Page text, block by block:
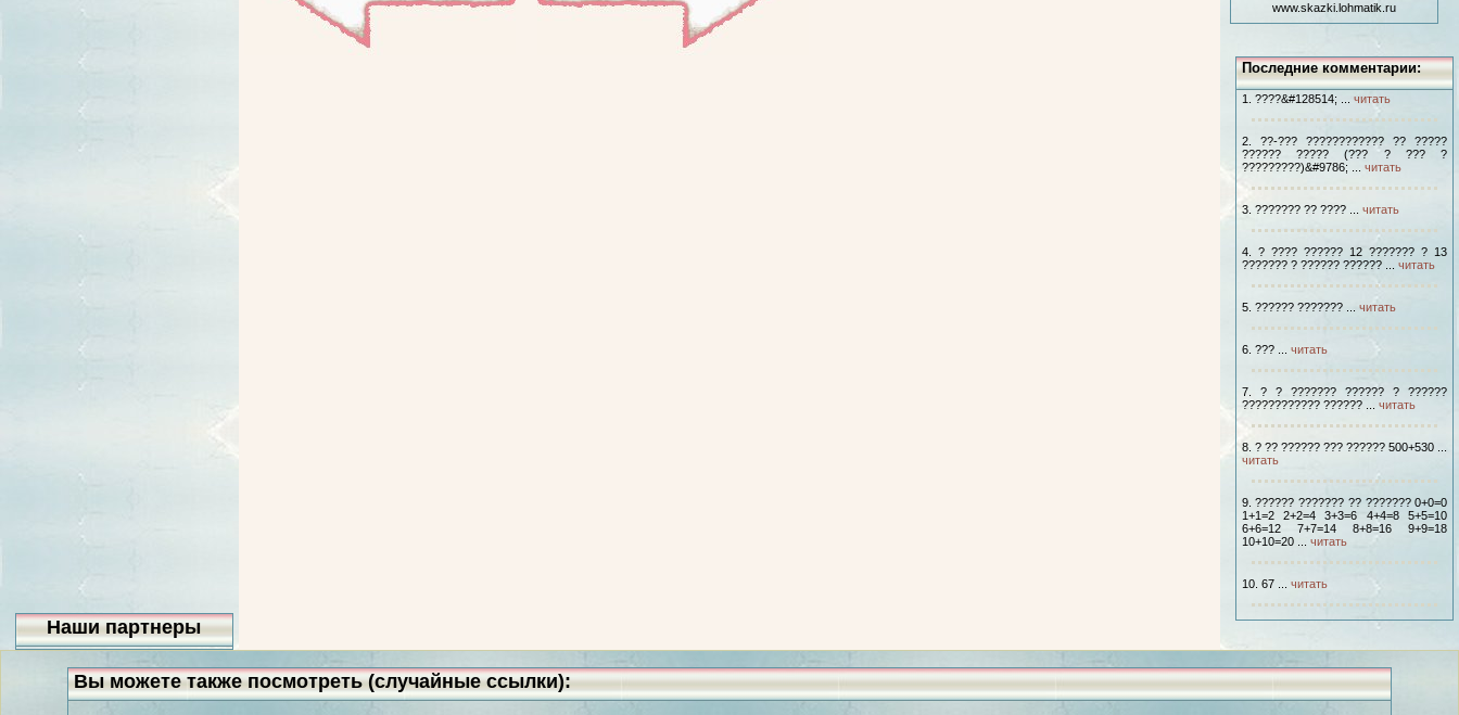
Наши партнеры
www.skazki.lohmatik.ru
Последние комментарии:
1. ????&#128514; ... читать
2. ??-??? ???????????? ?? ?????
?????? ????? (??? ? ??? ?
?????????)&#9786; ... читать
3. ??????? ?? ???? ... читать
4. ? ???? ?????? 12 ??????? ? 13
??????? ? ?????? ?????? ... читать
5. ?????? ??????? ... читать
6. ??? ... читать
7. ? ? ??????? ?????? ? ??????
???????????? ?????? ... читать
8. ? ?? ?????? ??? ?????? 500+530 ...
читать
9. ?????? ??????? ?? ??????? 0+0=0
1+1=2 2+2=4 3+3=6 4+4=8 5+5=10
6+6=12 7+7=14 8+8=16 9+9=18
10+10=20 ... читать
10. 67 ... читать
Вы можете также посмотреть (случайные ссылки):